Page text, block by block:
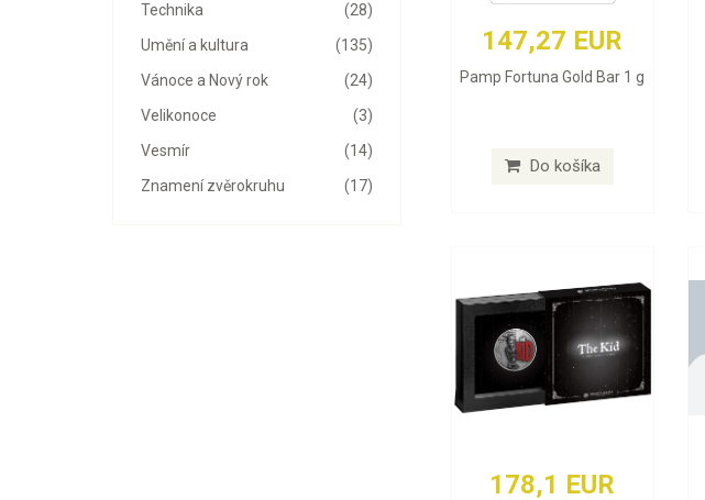
(28)
Technika
(135)
Umění a kultura
(24)
Vánoce a Nový rok
(3)
Velikonoce
(14)
Vesmír
(17)
Znamení zvěrokruhu
147,27 EUR
Pamp Fortuna Gold Bar 1 g
Do košíka
178,1 EUR